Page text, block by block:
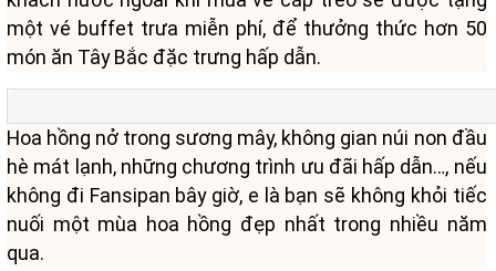
một vé buffet trưa miễn phí, để thưởng thức hơn 50
món ăn Tây Bắc đặc trưng hấp dẫn.
Hoa hồng nở trong sương mây, không gian núi non đầu
hè mát lạnh, những chương trình ưu đãi hấp dẫn…, nếu
không đi Fansipan bây giờ, e là bạn sẽ không khỏi tiếc
nuối một mùa hoa hồng đẹp nhất trong nhiều năm
qua.